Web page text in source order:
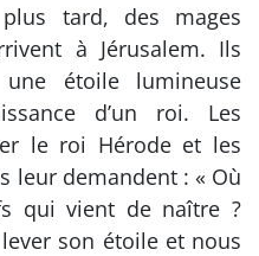
tard, des mages
à Jérusalem. Ils
étoile lumineuse
d’un roi. Les
le roi Hérode et les
leur demandent : « Où
qui vient de naître ?
son étoile et nous